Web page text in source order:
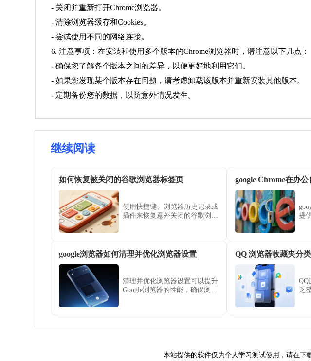
- 关闭并重新打开Chrome浏览器。
- 清除浏览器缓存和Cookies。
- 尝试使用不同的网络连接。
6. 注意事项：在安装和使用多个版本的Chrome浏览器时，请注意以下几点：
- 确保您了解各个版本之间的差异，以便更好地利用它们。
- 如果您发现某个版本存在问题，请考虑卸载该版本并重新安装其他版本。
- 定期备份您的数据，以防意外情况发生。
继续阅读
如何恢复被关闭的谷歌浏览器标签页
使用快捷键、浏览器历史记录或
插件来恢复意外关闭的谷歌浏览
google Chrome在办
提
google浏览器如何清理并优化浏览器设置
清理并优化浏览器设置可以提升
Google浏览器的性能，确保浏览
QQ
乏
本站提供的软件仅为个人学习测试使用，请在下